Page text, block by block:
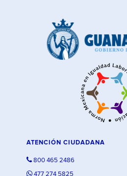
ATENCIÓN CIUDADANA
800 465 2486
477 274 5825